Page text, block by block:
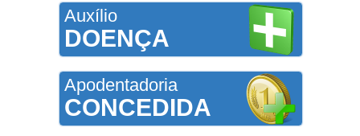
Auxílio
DOENÇA
Apodentadoria
CONCEDIDA